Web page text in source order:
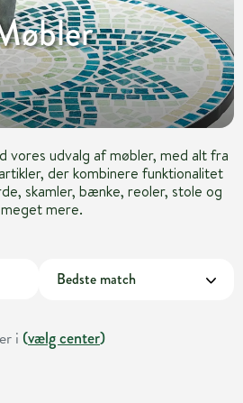
vores udvalg af møbler, med alt fra
der kombinere funktionalitet
skamler, bænke, reoler, stole og
meget mere.
i (vælg center)